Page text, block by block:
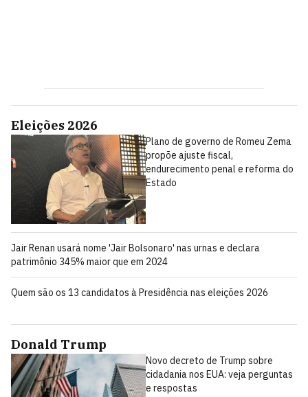
Eleições 2026
Plano de governo de Romeu Zema
propõe ajuste fiscal,
endurecimento penal e reforma do
Estado
Jair Renan usará nome 'Jair Bolsonaro' nas urnas e declara
patrimônio 345% maior que em 2024
Quem são os 13 candidatos à Presidência nas eleições 2026
Donald Trump
Novo decreto de Trump sobre
cidadania nos EUA: veja perguntas
e respostas